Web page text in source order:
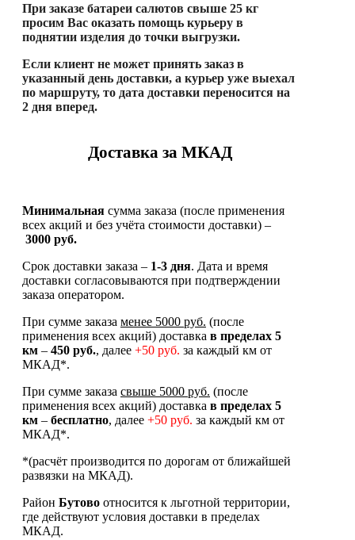
При заказе батареи салютов свыше 25 кг
просим Вас оказать помощь курьеру в
поднятии изделия до точки выгрузки.
Если клиент не может принять заказ в
указанный день доставки, а курьер уже выехал
по маршруту, то дата доставки переносится на
2 дня вперед.
Доставка за МКАД
Минимальная сумма заказа (после применения
всех акций и без учёта стоимости доставки) –
3000 руб.
Срок доставки заказа – 1-3 дня. Дата и время
доставки согласовываются при подтверждении
заказа оператором.
При сумме заказа менее 5000 руб. (после
применения всех акций) доставка в пределах 5
км – 450 руб., далее +50 руб. за каждый км от
МКАД*.
При сумме заказа свыше 5000 руб. (после
применения всех акций) доставка в пределах 5
км – бесплатно, далее +50 руб. за каждый км от
МКАД*.
*(расчёт производится по дорогам от ближайшей
развязки на МКАД).
Район Бутово относится к льготной территории,
где действуют условия доставки в пределах
МКАД.